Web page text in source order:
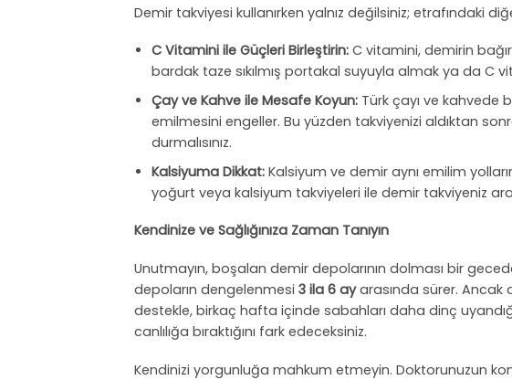
Demir takviyesi kullanırken yalnız değilsiniz; etrafındaki
C Vitamini ile Güçleri Birleştirin:C vitamini, demirin
bardak taze sıkılmış portakal suyuyla almak ya da C
Çay ve Kahve ile Mesafe Koyun:Türk çayı ve kahvede
emilmesini engeller. Bu yüzden takviyenizi aldıktan
durmalısınız.
Kalsiyuma Dikkat:Kalsiyum ve demir aynı emilim
yoğurt veya kalsiyum takviyeleri ile demir takviyeniz
Kendinize ve Sağlığınıza Zaman Tanıyın
Unutmayın, boşalan demir depolarının dolması bir
depoların dengelenmesi 3 ila 6 ayarasında sürer.
destekle, birkaç hafta içinde sabahları daha dinç
canlılığa bıraktığını fark edeceksiniz.
Kendinizi yorgunluğa mahkum etmeyin. Doktorunuzun